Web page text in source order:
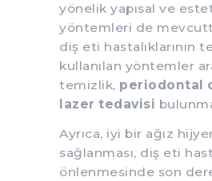
yönelik yapısal ve
yöntemleri de
diş eti hastalıklarının
kullanılan yöntemler
temizlik, periodontal
lazer tedavisi
Ayrıca, iyi bir ağız
sağlanması, diş eti
önlenmesinde son